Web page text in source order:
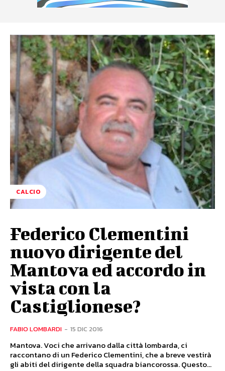
CALCIO
Federico Clementini
nuovo dirigente del
Mantova ed accordo in
vista con la
Castiglionese?
FABIO LOMBARDI - 15 DIC 2016
Mantova. Voci che arrivano dalla città lombarda, ci
raccontano di un Federico Clementini, che a breve vestirà
gli abiti del dirigente della squadra biancorossa. Questo...